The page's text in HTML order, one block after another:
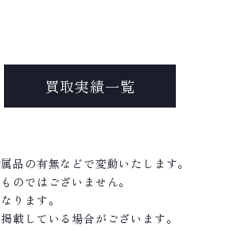
買取実績一覧
品の有無などで変動いたします。
のではございません。
ります。
載している場合がございます。